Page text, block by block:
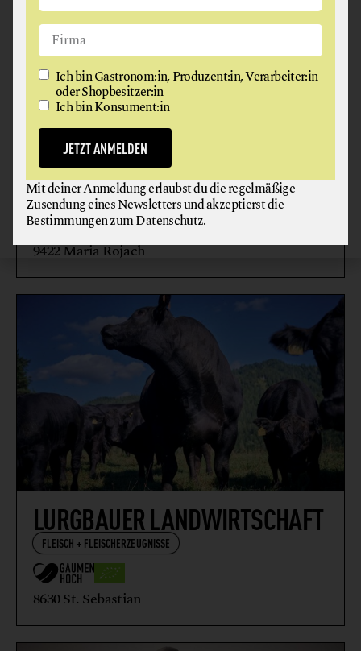
BIOHOF HAFNER
FLEISCH + FLEISCHERZEUGNISSE
9422 Maria Rojach
LURGBAUER LANDWIRTSCHAFT
FLEISCH + FLEISCHERZEUGNISSE
8630 St. Sebastian
Ich bin Gastronom:in, Produzent:in, Verarbeiter:in
oder Shopbesitzer:in
Ich bin Konsument:in
JETZT ANMELDEN
Mit deiner Anmeldung erlaubst du die regelmäßige
Zusendung eines Newsletters und akzeptierst die
Bestimmungen zumDatenschutz.